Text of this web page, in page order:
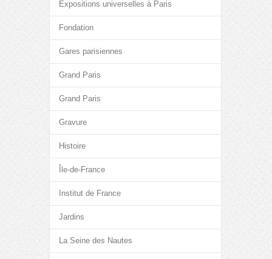
Expositions universelles à Paris
Fondation
Gares parisiennes
Grand Paris
Grand Paris
Gravure
Histoire
Île-de-France
Institut de France
Jardins
La Seine des Nautes